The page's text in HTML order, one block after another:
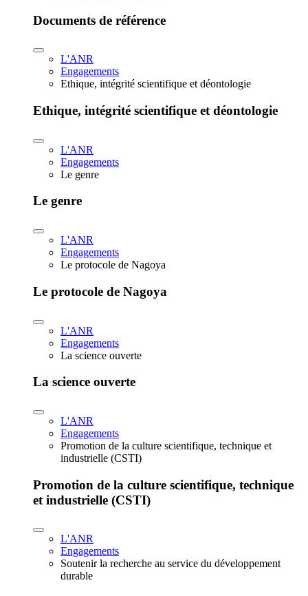
Documents de référence
L'ANR
Engagements
Ethique, intégrité scientifique et déontologie
Ethique, intégrité scientifique et déontologie
L'ANR
Engagements
Le genre
Le genre
L'ANR
Engagements
Le protocole de Nagoya
Le protocole de Nagoya
L'ANR
Engagements
La science ouverte
La science ouverte
L'ANR
Engagements
Promotion de la culture scientifique, technique et
industrielle (CSTI)
Promotion de la culture scientifique, technique
et industrielle (CSTI)
L'ANR
Engagements
Soutenir la recherche au service du développement
durable